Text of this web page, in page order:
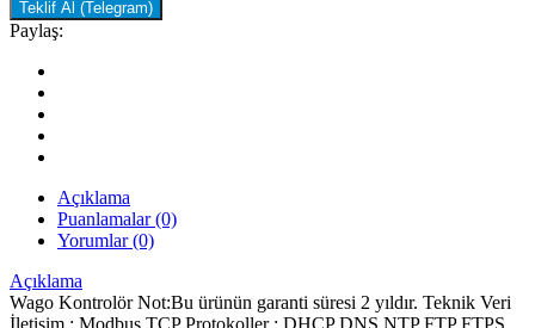
Teklif Al (Telegram)
Paylaş:
Açıklama
Puanlamalar (0)
Yorumlar (0)
Açıklama
Wago Kontrolör Not:Bu ürünün garanti süresi 2 yıldır. Teknik Veri